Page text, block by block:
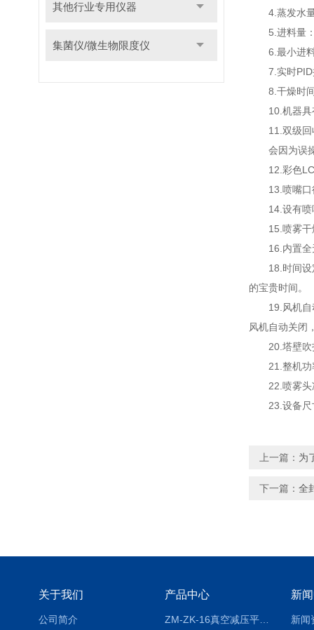
其他行业专用仪器
集菌仪/微生物限度仪
4.蒸发水量
5.进料量：
6.最小进料
7.实时PID
8.干燥时间
10.机器具有
11.双级回收
会因为误操
12.彩色LCD
13.喷嘴口径
14.设有喷咀
15.喷雾干燥
16.内置全无
18.时间设定
的宝贵时间。
19.风机自动
风机自动关闭
20.塔壁吹
21.整机功
22.喷雾头
23.设备尺
上一篇： 为
下一篇： 全
关于我们
公司简介
产品中心
ZM-ZK-16真空减压平行浓缩仪
新
新闻